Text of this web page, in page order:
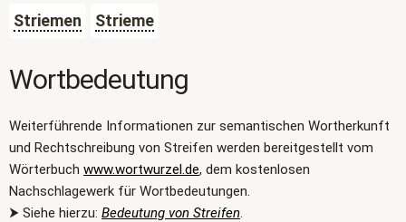
Striemen Strieme
Wortbedeutung
Weiterführende Informationen zur semantischen Wortherkunft
und Rechtschreibung von Streifen werden bereitgestellt vom
Wörterbuch www.wortwurzel.de, dem kostenlosen
Nachschlagewerk für Wortbedeutungen.
⮞ Siehe hierzu: Bedeutung von Streifen.